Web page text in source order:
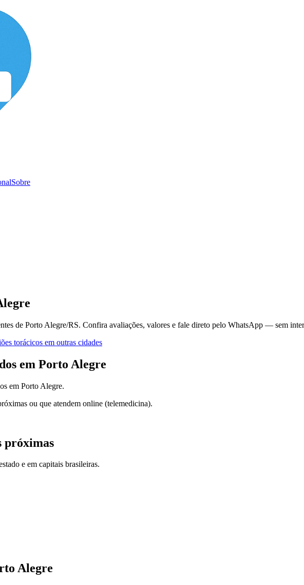
Sobre
de Porto Alegre/RS. Confira avaliações, valores e fale direto pelo WhatsApp — sem
torácicos em outras cidades
em Porto Alegre
em Porto Alegre.
ou que atendem online (telemedicina).
próximas
e em capitais brasileiras.
Alegre